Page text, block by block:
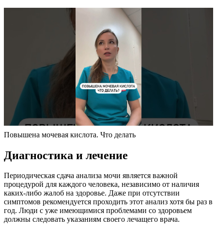
Повышена мочевая кислота. Что делать
Диагностика и лечение
Периодическая сдача анализа мочи является важной
процедурой для каждого человека, независимо от наличия
каких-либо жалоб на здоровье. Даже при отсутствии
симптомов рекомендуется проходить этот анализ хотя бы раз в
год. Люди с уже имеющимися проблемами со здоровьем
должны следовать указаниям своего лечащего врача.